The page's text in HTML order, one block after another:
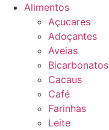
Alimentos
Açucares
Adoçantes
Aveias
Bicarbonatos
Cacaus
Café
Farinhas
Leite